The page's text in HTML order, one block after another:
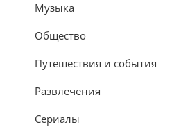
Музыка
Общество
Путешествия и события
Развлечения
Сериалы